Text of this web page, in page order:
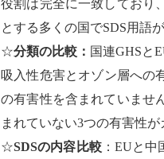
役割は完全に一致しており
とする多くの国でSDS用語
分類の比較： 国連GHSと
吸入性危害とオゾン層への
の有害性を含まれていませ
まれていない3つの有害性が
SDSの内容比較： EUと中